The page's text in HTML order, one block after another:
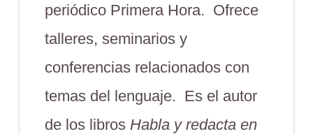
periódico Primera Hora. Ofrece
talleres, seminarios y
conferencias relacionados con
temas del lenguaje. Es el autor
de los libros Habla y redacta en